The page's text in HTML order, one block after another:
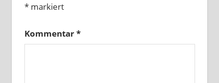
*markiert
Kommentar*